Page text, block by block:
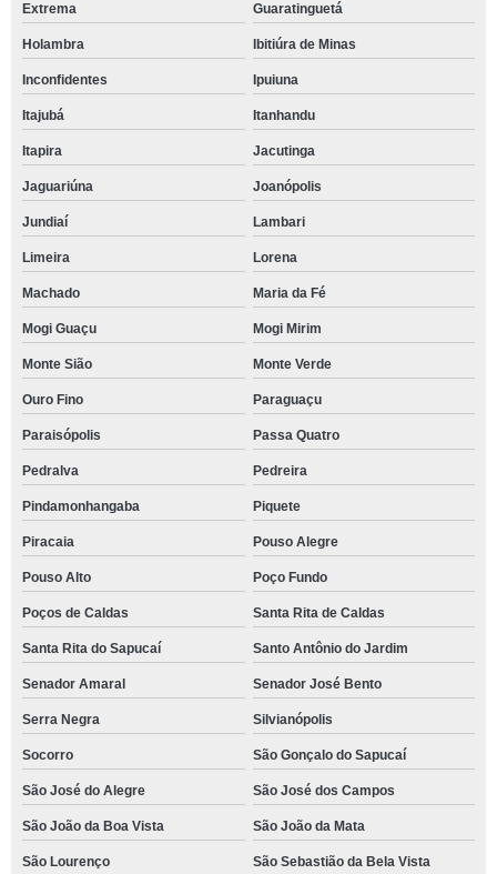
Extrema Guaratinguetá
Holambra Ibitiúra de Minas
Inconfidentes Ipuiuna
Itajubá Itanhandu
Itapira Jacutinga
Jaguariúna Joanópolis
Jundiaí Lambari
Limeira Lorena
Machado Maria da Fé
Mogi Guaçu Mogi Mirim
Monte Sião Monte Verde
Ouro Fino Paraguaçu
Paraisópolis Passa Quatro
Pedralva Pedreira
Pindamonhangaba Piquete
Piracaia Pouso Alegre
Pouso Alto Poço Fundo
Poços de Caldas Santa Rita de Caldas
Santa Rita do Sapucaí Santo Antônio do Jardim
Senador Amaral Senador José Bento
Serra Negra Silvianópolis
Socorro São Gonçalo do Sapucaí
São José do Alegre São José dos Campos
São João da Boa Vista São João da Mata
São Lourenço São Sebastião da Bela Vista